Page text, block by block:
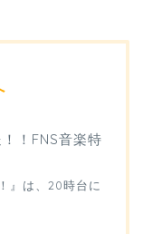
！FNS音楽特
』は、20時台に